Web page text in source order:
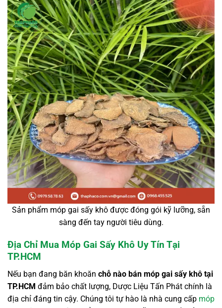
Sản phẩm móp gai sấy khô được đóng gói kỹ lưỡng, sẵn
sàng đến tay người tiêu dùng.
Địa Chỉ Mua Móp Gai Sấy Khô Uy Tín Tại
TP.HCM
Nếu bạn đang băn khoăn chỗ nào bán móp gai sấy khô tại
TP.HCM đảm bảo chất lượng, Dược Liệu Tấn Phát chính là
địa chỉ đáng tin cậy. Chúng tôi tự hào là nhà cung cấp móp